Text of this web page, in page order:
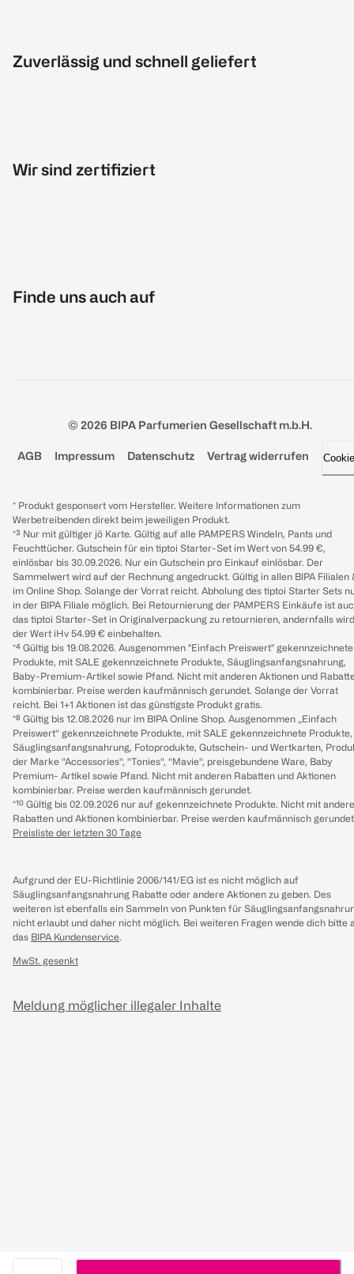
Zuverlässig und schnell geliefert
Wir sind zertifiziert
Finde uns auch auf
© 2026 BIPA Parfumerien Gesellschaft m.b.H.
AGB Impressum Datenschutz Vertrag widerrufen
* Produkt gesponsert vom Hersteller. Weitere Informationen zum
Werbetreibenden direkt beim jeweiligen Produkt.
*³ Nur mit gültiger jö Karte. Gültig auf alle PAMPERS Windeln, Pants und
Feuchttücher. Gutschein für ein tiptoi Starter-Set im Wert von 54.99 €,
einlösbar bis 30.09.2026. Nur ein Gutschein pro Einkauf einlösbar. Der
Sammelwert wird auf der Rechnung angedruckt. Gültig in allen BIPA Filialen
im Online Shop. Solange der Vorrat reicht. Abholung des tiptoi Starter Sets
in der BIPA Filiale möglich. Bei Retournierung der PAMPERS Einkäufe ist
das tiptoi Starter-Set in Originalverpackung zu retournieren, andernfalls wird
der Wert iHv 54.99 € einbehalten.
*⁴ Gültig bis 19.08.2026. Ausgenommen "Einfach Preiswert" gekennzeichnete
Produkte, mit SALE gekennzeichnete Produkte, Säuglingsanfangsnahrung,
Baby-Premium-Artikel sowie Pfand. Nicht mit anderen Aktionen und
kombinierbar. Preise werden kaufmännisch gerundet. Solange der Vorrat
reicht. Bei 1+1 Aktionen ist das günstigste Produkt gratis.
*⁸ Gültig bis 12.08.2026 nur im BIPA Online Shop. Ausgenommen „Einfach
Preiswert“ gekennzeichnete Produkte, mit SALE gekennzeichnete Produkte,
Säuglingsanfangsnahrung, Fotoprodukte, Gutschein- und Wertkarten,
der Marke “Accessories“, “Tonies“, “Mavie“, preisgebundene Ware, Baby
Premium- Artikel sowie Pfand. Nicht mit anderen Rabatten und Aktionen
kombinierbar. Preise werden kaufmännisch gerundet.
*¹⁰ Gültig bis 02.09.2026 nur auf gekennzeichnete Produkte. Nicht mit
Rabatten und Aktionen kombinierbar. Preise werden kaufmännisch
Preisliste der letzten 30 Tage
Aufgrund der EU-Richtlinie 2006/141/EG ist es nicht möglich auf
Säuglingsanfangsnahrung Rabatte oder andere Aktionen zu geben. Des
weiteren ist ebenfalls ein Sammeln von Punkten für
nicht erlaubt und daher nicht möglich. Bei weiteren Fragen wende dich bitte
das BIPA Kundenservice.
MwSt. gesenkt
Meldung möglicher illegaler Inhalte